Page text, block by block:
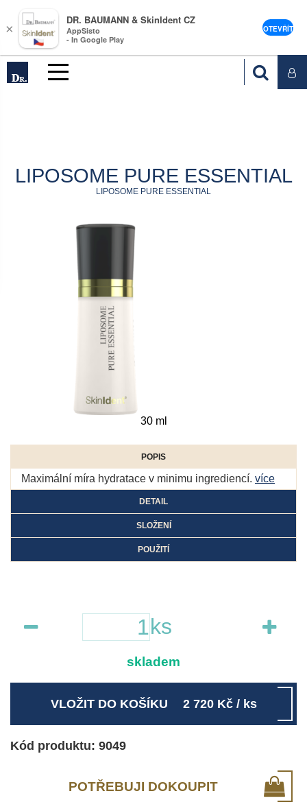
LIPOSOME PURE ESSENTIAL
LIPOSOME PURE ESSENTIAL
30 ml
POPIS
Maximální míra hydratace v minimu ingrediencí. více
DETAIL
SLOŽENÍ
POUŽITÍ
Kód produktu: 9049
POTŘEBUJI DOKOUPIT
ks
skladem
VLOŽIT DO KOŠÍKU 2 720 Kč/ ks
×
DR. BAUMANN & SkinIdent CZ
AppSisto
- In Google Play
OTEVŘÍT